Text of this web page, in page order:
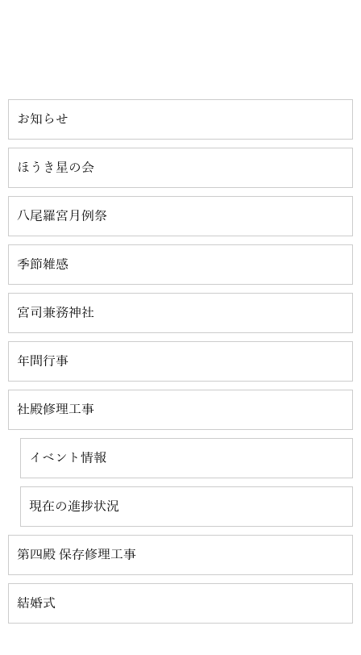
お知らせ
ほうき星の会
八尾羅宮月例祭
季節雑感
宮司兼務神社
年間行事
社殿修理工事
イベント情報
現在の進捗状況
第四殿 保存修理工事
結婚式